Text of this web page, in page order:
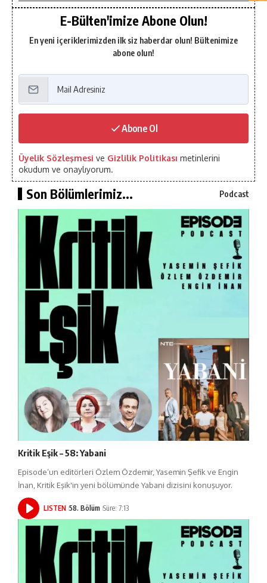
E-Bülten'imize Abone Olun!
En yeni içeriklerimizden ilk siz haberdar olun! Bültenimize
abone olun!
Abone Ol
Üyelik Sözleşmesi ve Gizlilik Politikası metinlerini
okudum ve onaylıyorum.
Son Bölümlerimiz... Podcast
Kritik Eşik – 58: Yabani
Episode’un editörleri Özlem Özdemir, Yasemin Şefik ve Engin
İnan, Kritik Eşik'in yeni bölümünde Yabani dizisini konuşuyor.
LISTEN 58. Bölüm Süre: 7:13